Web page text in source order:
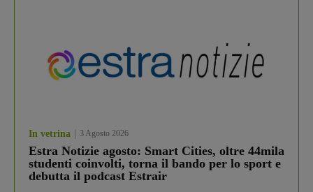
In vetrina 3 Agosto 2026
Estra Notizie agosto: Smart Cities, oltre 44mila
studenti coinvolti, torna il bando per lo sport e
debutta il podcast Estrair